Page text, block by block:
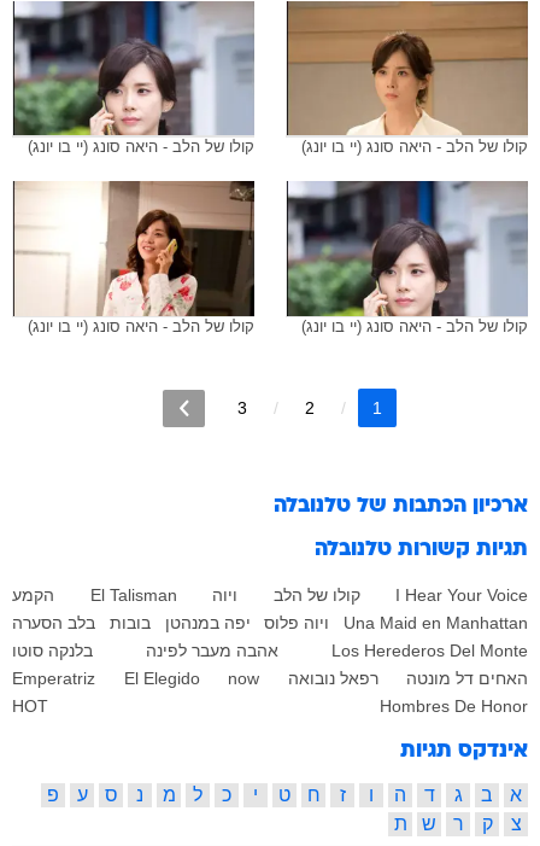
קולו של הלב - היאה סונג (יי בו יונג) קולו של הלב - היאה סונג (יי בו יונג)
קולו של הלב - היאה סונג (יי בו יונג) קולו של הלב - היאה סונג (יי בו יונג)
1
2
3
ארכיון הכתבות של טלנובלה
תגיות קשורות טלנובלה
I Hear Your Voice קולו של הלב ויוה El Talisman
הקמע
Una Maid en Manhattan
ויוה פלוס יפה במנהטן בובות
בלב הסערה
Los Herederos Del Monte
אהבה מעבר לפינה
בלנקה סוטו
האחים דל מונטה
רפאל נובואה now
El Elegido
Emperatriz
Hombres De Honor
HOT
אינדקס תגיות
א ב ג ד ה ו ז ח ט י כ ל מ נ ס ע
פ
צ
ק ר ש ת